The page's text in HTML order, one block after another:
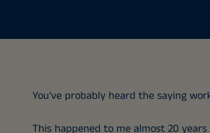
You've probably heard the saying
This happened to me almost 20